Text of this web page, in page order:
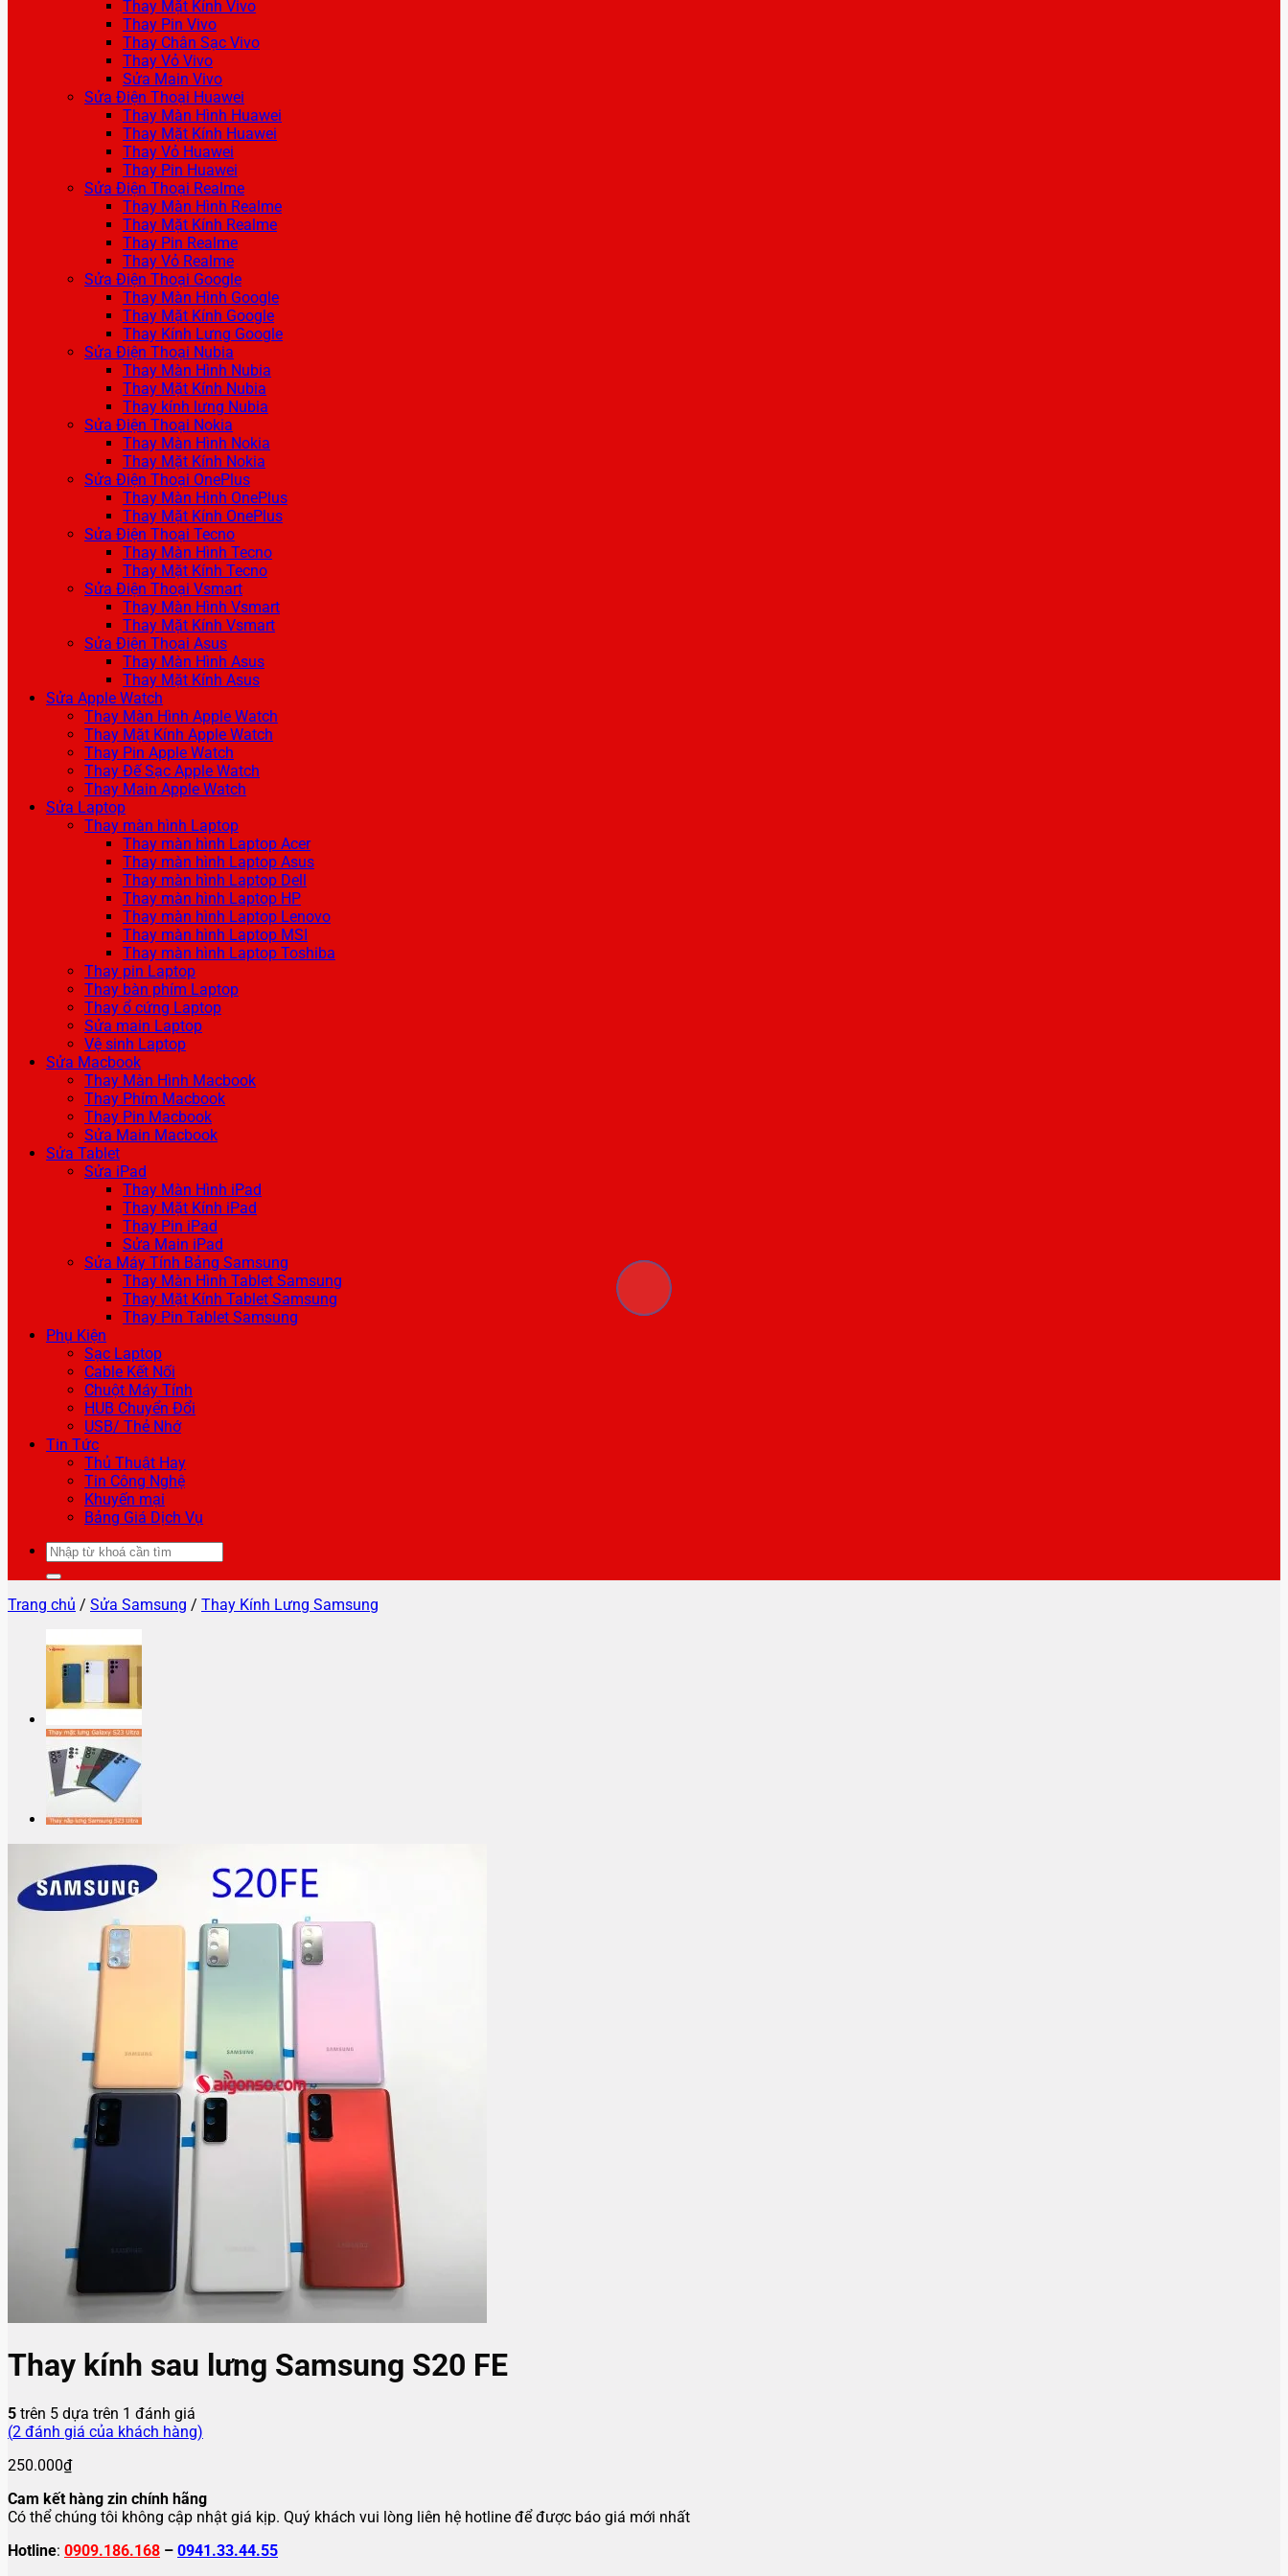
Thay Mặt Kính Vivo
Thay Pin Vivo
Thay Chân Sạc Vivo
Thay Vỏ Vivo
Sửa Main Vivo
Sửa Điện Thoại Huawei
Thay Màn Hình Huawei
Thay Mặt Kính Huawei
Thay Vỏ Huawei
Thay Pin Huawei
Sửa Điện Thoại Realme
Thay Màn Hình Realme
Thay Mặt Kính Realme
Thay Pin Realme
Thay Vỏ Realme
Sửa Điện Thoại Google
Thay Màn Hình Google
Thay Mặt Kính Google
Thay Kính Lưng Google
Sửa Điện Thoại Nubia
Thay Màn Hình Nubia
Thay Mặt Kính Nubia
Thay kính lưng Nubia
Sửa Điện Thoại Nokia
Thay Màn Hình Nokia
Thay Mặt Kính Nokia
Sửa Điện Thoại OnePlus
Thay Màn Hình OnePlus
Thay Mặt Kính OnePlus
Sửa Điện Thoại Tecno
Thay Màn Hình Tecno
Thay Mặt Kính Tecno
Sửa Điện Thoại Vsmart
Thay Màn Hình Vsmart
Thay Mặt Kính Vsmart
Sửa Điện Thoại Asus
Thay Màn Hình Asus
Thay Mặt Kính Asus
Sửa Apple Watch
Thay Màn Hình Apple Watch
Thay Mặt Kính Apple Watch
Thay Pin Apple Watch
Thay Đế Sạc Apple Watch
Thay Main Apple Watch
Sửa Laptop
Thay màn hình Laptop
Thay màn hình Laptop Acer
Thay màn hình Laptop Asus
Thay màn hình Laptop Dell
Thay màn hình Laptop HP
Thay màn hình Laptop Lenovo
Thay màn hình Laptop MSI
Thay màn hình Laptop Toshiba
Thay pin Laptop
Thay bàn phím Laptop
Thay ổ cứng Laptop
Sửa main Laptop
Vệ sinh Laptop
Sửa Macbook
Thay Màn Hình Macbook
Thay Phím Macbook
Thay Pin Macbook
Sửa Main Macbook
Sửa Tablet
Sửa iPad
Thay Màn Hình iPad
Thay Mặt Kính iPad
Thay Pin iPad
Sửa Main iPad
Sửa Máy Tính Bảng Samsung
Thay Màn Hình Tablet Samsung
Thay Mặt Kính Tablet Samsung
Thay Pin Tablet Samsung
Phụ Kiện
Sạc Laptop
Cable Kết Nối
Chuột Máy Tính
HUB Chuyển Đổi
USB/ Thẻ Nhớ
Tin Tức
Thủ Thuật Hay
Tin Công Nghệ
Khuyến mại
Bảng Giá Dịch Vụ
Tìm
kiếm:
Trang chủ / Sửa Samsung / Thay Kính Lưng Samsung
Thay kính sau lưng Samsung S20 FE
5 trên 5 dựa trên 1 đánh giá
(2 đánh giá của khách hàng)
250.000₫
Cam kết hàng zin chính hãng
Có thể chúng tôi không cập nhật giá kịp. Quý khách vui lòng liên hệ hotline để được báo giá mới nhất
Hotline: 0909.186.168 – 0941.33.44.55